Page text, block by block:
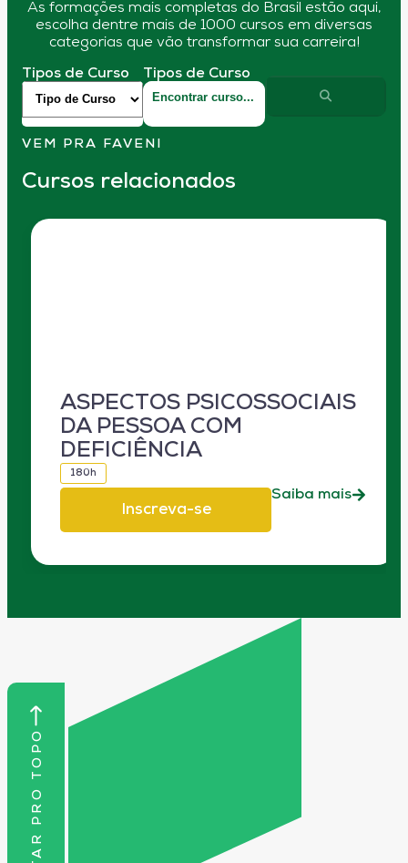
As formações mais completas do Brasil estão aqui,
escolha dentre mais de 1000 cursos em diversas
categorias que vão transformar sua carreira!
Tipos de Curso Tipos de Curso
VEM PRA FAVENI
Cursos relacionados
ASPECTOS PSICOSSOCIAIS
DA PESSOA COM
DEFICIÊNCIA
180h
Inscreva-se
Saiba mais
VOLTAR PRO TOPO